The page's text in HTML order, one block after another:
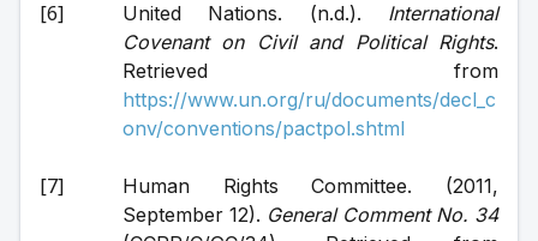
United Nations. (n.d.). International
Covenant on Civil and Political Rights.
https://www.un.org/ru/documents/decl_c
onv/conventions/pactpol.shtml
Human Rights Committee. (2011,
September 12). General Comment No. 34